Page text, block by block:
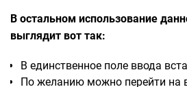
В остальном использование
выглядит вот так:
В единственное поле ввода
По желанию можно перейти на